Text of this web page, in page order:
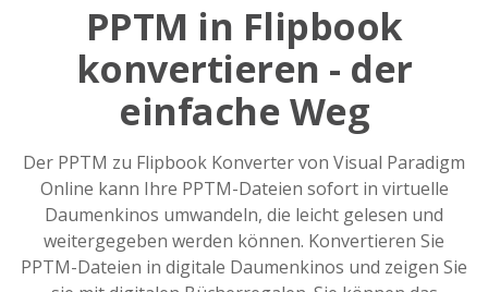
PPTM in Flipbook
konvertieren - der
einfache Weg
Der PPTM zu Flipbook Konverter von Visual Paradigm
Online kann Ihre PPTM-Dateien sofort in virtuelle
Daumenkinos umwandeln, die leicht gelesen und
weitergegeben werden können. Konvertieren Sie
PPTM-Dateien in digitale Daumenkinos und zeigen Sie